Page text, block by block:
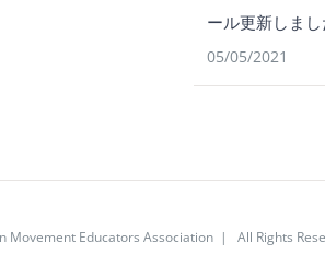
ール更新しまし
05/05/2021
Movement Educators Association | All Rights